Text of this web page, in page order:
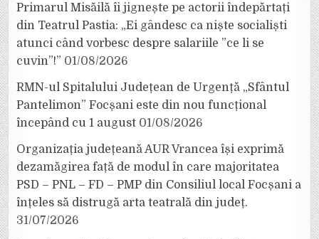
Primarul Misăilă îi jignește pe actorii îndepărtați
din Teatrul Pastia: „Ei gândesc ca niște socialiști
atunci când vorbesc despre salariile ”ce li se
cuvin”!” 01/08/2026
RMN-ul Spitalului Județean de Urgență „Sfântul
Pantelimon” Focșani este din nou funcțional
începând cu 1 august 01/08/2026
Organizația județeană AUR Vrancea își exprimă
dezamăgirea față de modul în care majoritatea
PSD – PNL – FD – PMP din Consiliul local Focșani a
înțeles să distrugă arta teatrală din județ.
31/07/2026